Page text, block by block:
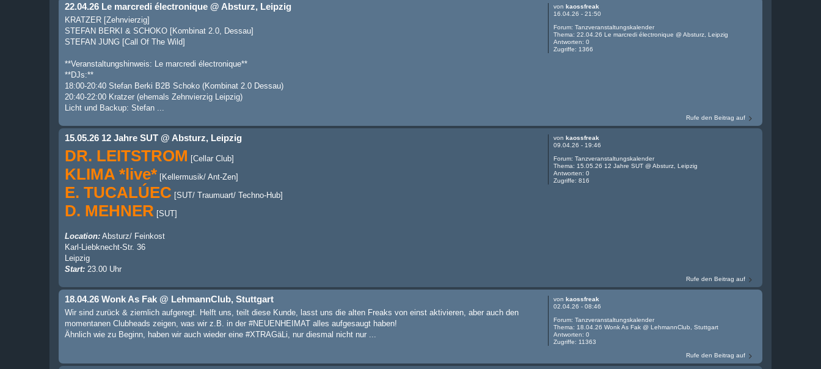
vonkaossfreak
16.04.26 - 21:50
Forum:Tanzveranstaltungskalender
Thema:22.04.26 Le marcredi électronique @ Absturz, Leipzig
Antworten:0
Zugriffe: 1366
22.04.26 Le marcredi électronique @ Absturz, Leipzig
KRATZER [Zehnvierzig]
STEFAN BERKI & SCHOKO [Kombinat 2.0, Dessau]
STEFAN JUNG [Call Of The Wild]
**Veranstaltungshinweis: Le marcredi électronique**
**DJs:**
18:00-20:40 Stefan Berki B2B Schoko (Kombinat 2.0 Dessau)
20:40-22:00 Kratzer (ehemals Zehnvierzig Leipzig)
Licht und Backup: Stefan ...
Rufe den Beitrag auf
vonkaossfreak
09.04.26 - 19:46
Forum:Tanzveranstaltungskalender
Thema: 15.05.26 12 Jahre SUT @ Absturz, Leipzig
Antworten:0
Zugriffe:816
15.05.26 12 Jahre SUT @ Absturz, Leipzig
DR. LEITSTROM [Cellar Club]
KLIMA *live* [Kellermusik/ Ant-Zen]
E. TUCALÚEC [SUT/ Traumuart/ Techno-Hub]
D. MEHNER [SUT]
Location: Absturz/ Feinkost
Karl-Liebknecht-Str. 36
Leipzig
Start: 23.00 Uhr
Rufe den Beitrag auf
vonkaossfreak
02.04.26 - 08:46
Forum:Tanzveranstaltungskalender
Thema: 18.04.26 Wonk As Fak @ LehmannClub, Stuttgart
Antworten:0
Zugriffe: 11363
18.04.26 Wonk As Fak @ LehmannClub, Stuttgart
Wir sind zurück & ziemlich aufgeregt. Helft uns, teilt diese Kunde, lasst uns die alten Freaks von einst aktivieren, aber auch den
momentanen Clubheads zeigen, was wir z.B. in der #NEUENHEIMAT alles aufgesaugt haben!
Ähnlich wie zu Beginn, haben wir auch wieder eine #XTRAGäLi, nur diesmal nicht nur ...
Rufe den Beitrag auf